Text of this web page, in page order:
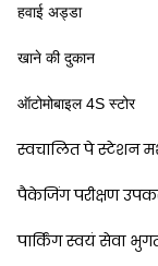
हवाई अड्डा
खाने की दुकान
ऑटोमोबाइल 4S स्टोर
स्वचालित पे स्टेशन
पैकेजिंग परीक्षण
पार्किंग स्वयं सेवा